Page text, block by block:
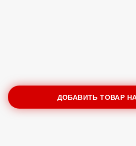
ДОБАВИТЬ ТОВАР